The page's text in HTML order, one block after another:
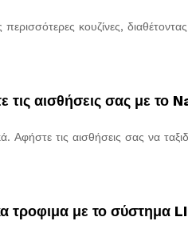
κουζίνες,
τις αισθήσεις σας με το
Αφήστε τις αισθήσεις σας να
τροφιμα με το σύστημα